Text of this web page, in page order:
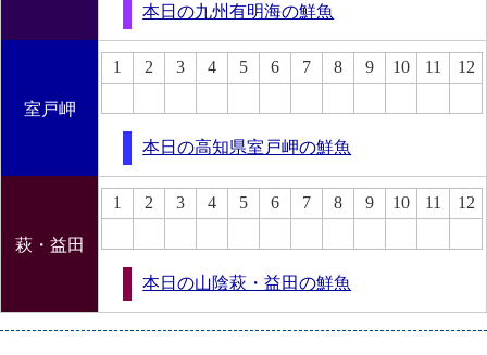
本日の九州有明海の鮮魚
室戸岬
1 2 3 4 5 6 7 8 9 10 11 12
本日の高知県室戸岬の鮮魚
萩・益田
1 2 3 4 5 6 7 8 9 10 11 12
本日の山陰萩・益田の鮮魚